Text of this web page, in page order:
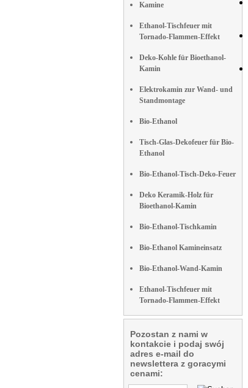
Kamine
Ethanol-Tischfeuer mit
Tornado-Flammen-Effekt
Deko-Kohle für Bioethanol-
Kamin
Elektrokamin zur Wand- und
Standmontage
Bio-Ethanol
Tisch-Glas-Dekofeuer für Bio-
Ethanol
Bio-Ethanol-Tisch-Deko-Feuer
Deko Keramik-Holz für
Bioethanol-Kamin
Bio-Ethanol-Tischkamin
Bio-Ethanol Kamineinsatz
Bio-Ethanol-Wand-Kamin
Ethanol-Tischfeuer mit
Tornado-Flammen-Effekt
Pozostan z nami w
kontakcie i podaj swój
adres e-mail do
newslettera z goracymi
cenami: